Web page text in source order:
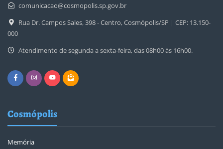
comunicacao@cosmopolis.sp.gov.br
Rua Dr. Campos Sales, 398 - Centro, Cosmópolis/SP | CEP: 13.150-
000
Atendimento de segunda a sexta-feira, das 08h00 às 16h00.
Cosmópolis
Memória